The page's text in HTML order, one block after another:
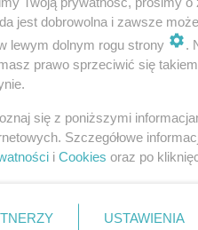
dowolnym. Efekty ich
jest dobrowolna i zawsze
lewym dolnym rogu strony
.
prawo sprzeciwić się
się z poniższymi
Szczegółowe
i Cookies oraz po
USTAWIENIA